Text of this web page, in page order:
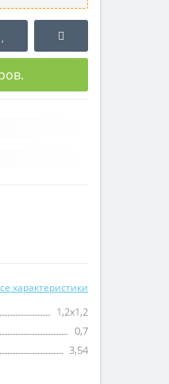
характеристики
1,2х1,2
0,7
3,54